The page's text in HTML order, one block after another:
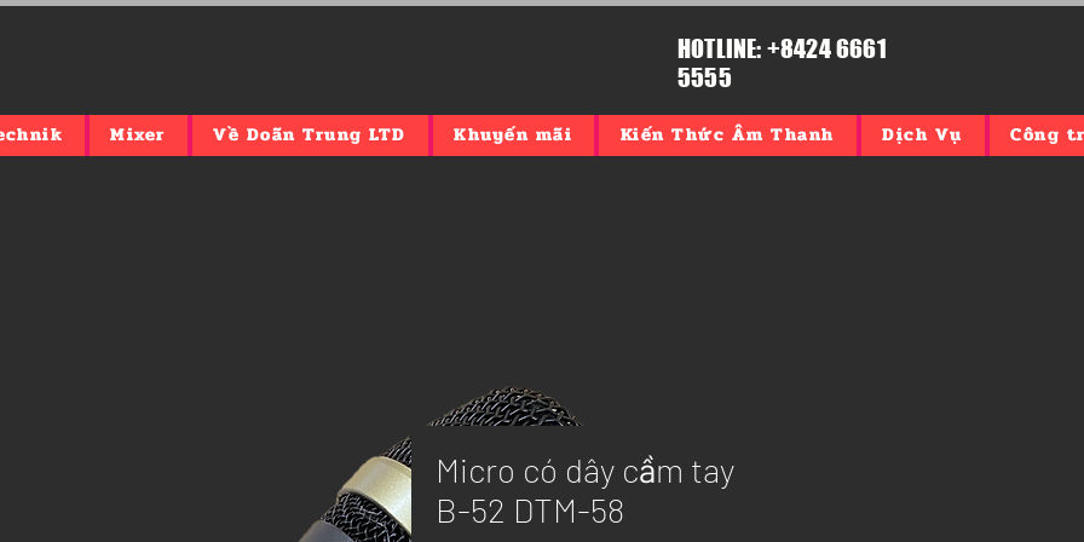
HOTLINE: +8424 6661
5555
Mixer Về Doãn Trung LTD Khuyến mãi Kiến Thức Âm Thanh Dịch Vụ Công
Micro có dây cầm tay
B-52 DTM-58